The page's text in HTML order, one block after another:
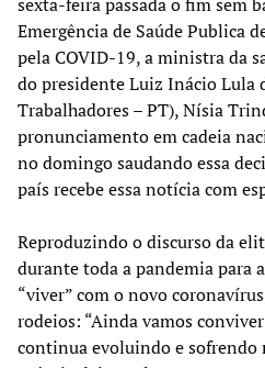
Emergência de Saúde Publica
pela COVID-19, a ministra da
do presidente Luiz Inácio Lula
Trabalhadores – PT), Nísia
pronunciamento em cadeia
no domingo saudando essa
país recebe essa notícia com
Reproduzindo o discurso da
durante toda a pandemia para
“viver” com o novo
rodeios: “Ainda vamos
continua evoluindo e sofrendo